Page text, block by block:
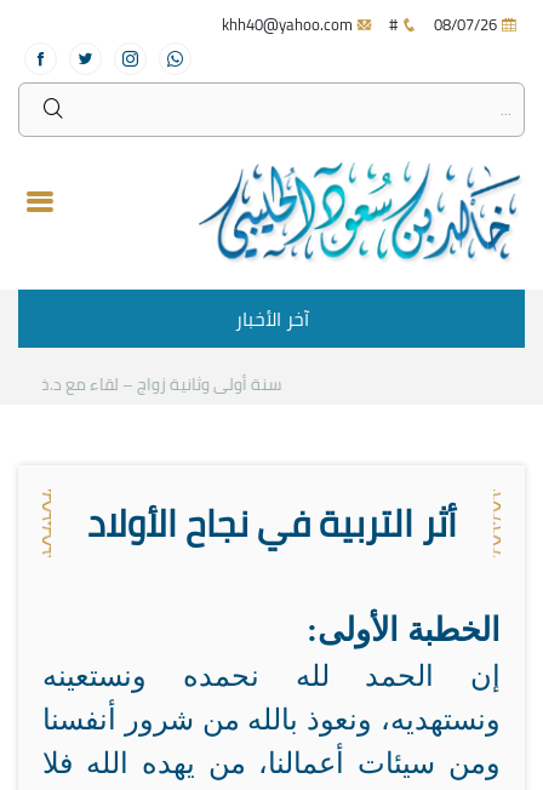
#
آخر الأخبار
سنة أولى وثانية زواج – لقاء مع د.خالد الحليبي
أثر التربية في نجاح الأولاد
الخطبة الأولى:
إن الحمد لله نحمده ونستعينه
ونستهديه، ونعوذ بالله من شرور أنفسنا
ومن سيئات أعمالنا، من يهده الله فلا